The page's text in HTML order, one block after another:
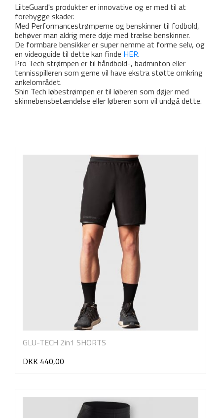
LiiteGuard's produkter er innovative og er med til at
forebygge skader.
Med Performancestrømperne og benskinner til fodbold,
behøver man aldrig mere døje med trælse benskinner.
De formbare bensikker er super nemme at forme selv, og
en videoguide til dette kan finde HER.
Pro Tech strømpen er til håndbold-, badminton eller
tennisspilleren som gerne vil have ekstra støtte omkring
ankelområdet.
Shin Tech løbestrømpen er til løberen som døjer med
skinnebensbetændelse eller løberen som vil undgå dette.
GLU-TECH 2in1 SHORTS
DKK 440,00